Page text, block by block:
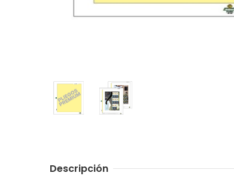
Descripción